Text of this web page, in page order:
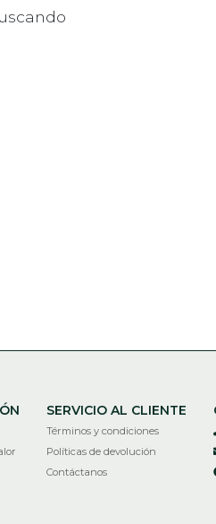
SERVICIO AL CLIENTE
Términos y condiciones
Políticas de devolución
Contáctanos